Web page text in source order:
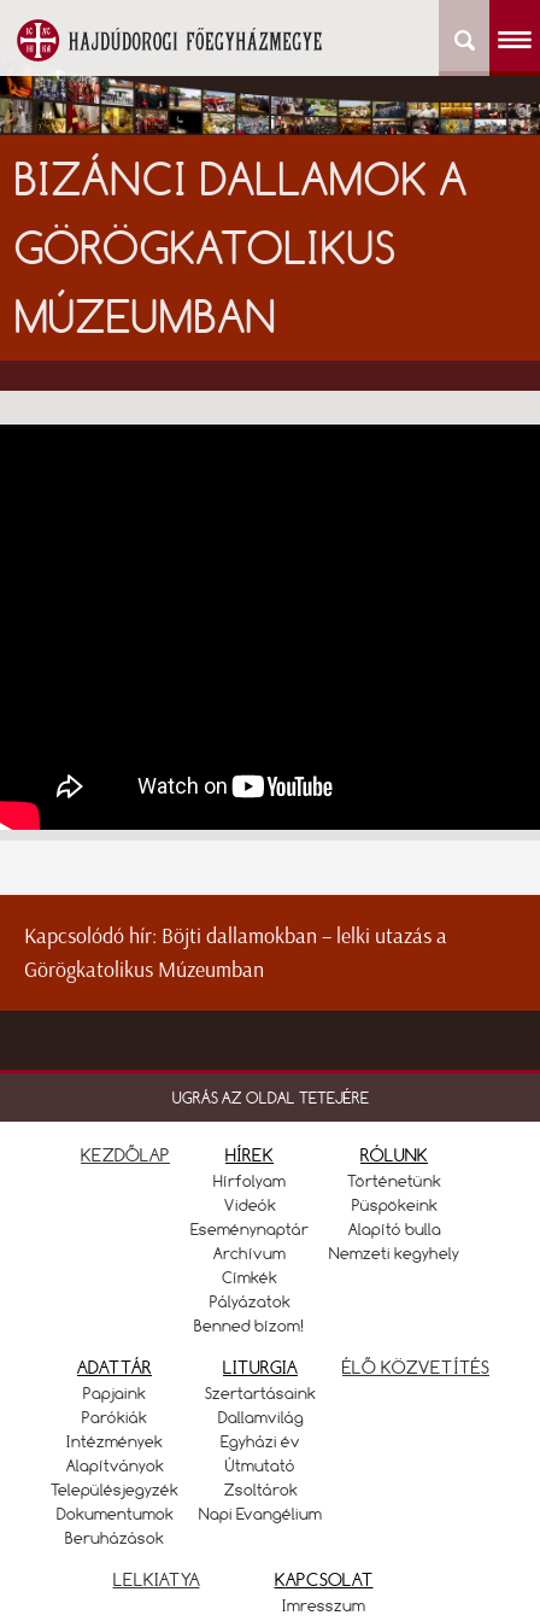
BIZÁNCI DALLAMOK A
GÖRÖGKATOLIKUS
MÚZEUMBAN
Kapcsolódó hír: Böjti dallamokban – lelki utazás a
Görögkatolikus Múzeumban
UGRÁS AZ OLDAL TETEJÉRE
KEZDŐLAP HÍREK
Hírfolyam
Videók
Eseménynaptár
Archívum
Címkék
Pályázatok
Benned bízom!
RÓLUNK
Történetünk
Püspökeink
Alapító bulla
Nemzeti kegyhely
ADATTÁR
Papjaink
Parókiák
Intézmények
Alapítványok
Településjegyzék
Dokumentumok
Beruházások
LITURGIA
Szertartásaink
Dallamvilág
Egyházi év
Útmutató
Zsoltárok
Napi Evangélium
ÉLŐ KÖZVETÍTÉS
LELKIATYA KAPCSOLAT
Imresszum